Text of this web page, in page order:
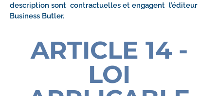
description sont contractuelles et engagent l’éditeur
Business Butler.
ARTICLE 14 -
LOI